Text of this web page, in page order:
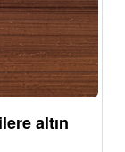
altın